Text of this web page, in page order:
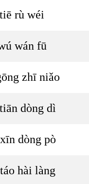
rù wéi
wán fū
zhī niǎo
dòng dì
dòng pò
hài làng